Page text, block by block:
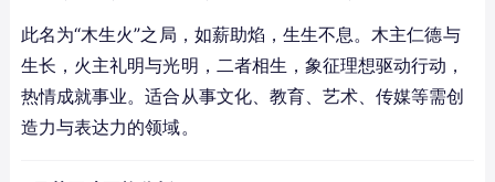
此名为“木生火”之局，如薪助焰，生生不息。木主仁德与
生长，火主礼明与光明，二者相生，象征理想驱动行动，
热情成就事业。适合从事文化、教育、艺术、传媒等需创
造力与表达力的领域。